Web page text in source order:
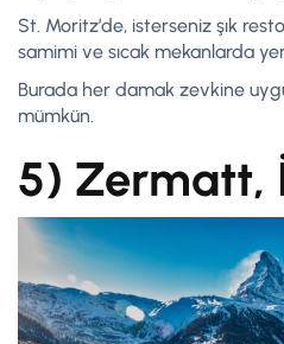
St. Moritz’de, isterseniz şık
samimi ve sıcak mekanlarda
Burada her damak zevkine
mümkün.
5) Zermatt,